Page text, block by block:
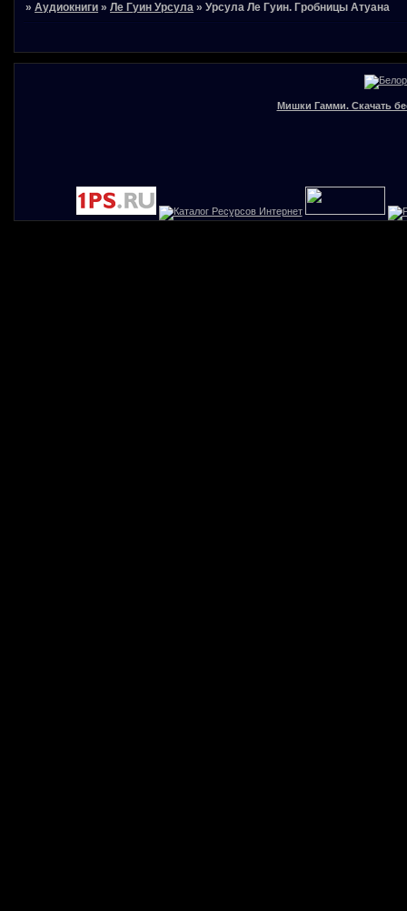
»Аудиокниги »Ле Гуин Урсула »Урсула Ле Гуин. Гробницы Атуана
Мишки Гамми. Скачать